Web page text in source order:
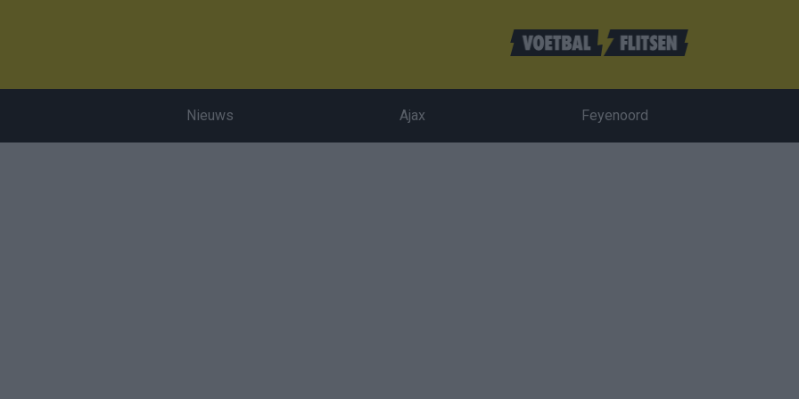
Nieuws Ajax Feyenoord